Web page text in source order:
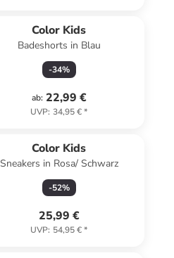
Color Kids
Badeshorts in Blau
-34%
ab: 22,99 €
UVP: 34,95 €*
Color Kids
Sneakers in Rosa/ Schwarz
-52%
25,99 €
UVP: 54,95 €*